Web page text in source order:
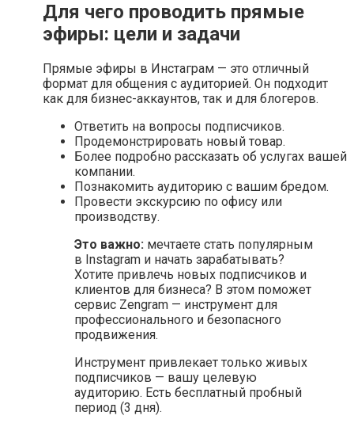
Для чего проводить прямые
эфиры: цели и задачи
Прямые эфиры в Инстаграм — это отличный
формат для общения с аудиторией. Он подходит
как для бизнес-аккаунтов, так и для блогеров.
Ответить на вопросы подписчиков.
Продемонстрировать новый товар.
Более подробно рассказать об услугах вашей
компании.
Познакомить аудиторию с вашим бредом.
Провести экскурсию по офису или
производству.
Это важно: мечтаете стать популярным
в Instagram и начать зарабатывать?
Хотите привлечь новых подписчиков и
клиентов для бизнеса? В этом поможет
сервис Zengram — инструмент для
профессионального и безопасного
продвижения.
Инструмент привлекает только живых
подписчиков — вашу целевую
аудиторию. Есть бесплатный пробный
период (3 дня).